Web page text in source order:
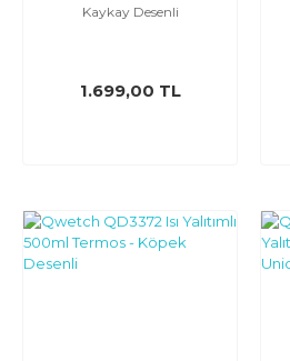
Kaykay Desenli
1.699,00 TL